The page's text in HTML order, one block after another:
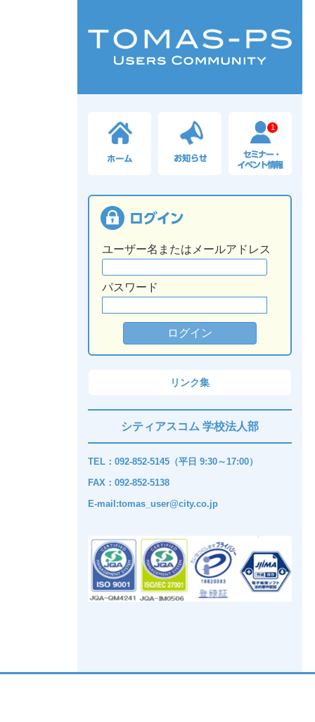
1
ユーザー名またはメールアドレス
パスワード
リンク集
シティアスコム 学校法人部
TEL：092-852-5145（平日 9:30～17:00）
FAX：092-852-5138
E-mail:tomas_user@city.co.jp